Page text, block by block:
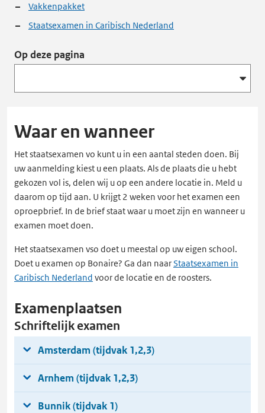
Vakkenpakket
Staatsexamen in Caribisch Nederland
Op deze pagina
Waar en wanneer
Het staatsexamen vo kunt u in een aantal steden doen. Bij
uw aanmelding kiest u een plaats. Als de plaats die u hebt
gekozen vol is, delen wij u op een andere locatie in. Meld u
daarom op tijd aan. U krijgt 2 weken voor het examen een
oproepbrief. In de brief staat waar u moet zijn en wanneer u
examen moet doen.
Het staatsexamen vso doet u meestal op uw eigen school.
Doet u examen op Bonaire? Ga dan naarStaatsexamen in
Caribisch Nederland voor de locatie en de roosters.
Examenplaatsen
Schriftelijk examen
Amsterdam (tijdvak 1,2,3)
Arnhem (tijdvak 1,2,3)
Bunnik (tijdvak 1)